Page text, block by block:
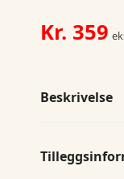
W
antall
Kr. 359
Beskrivelse